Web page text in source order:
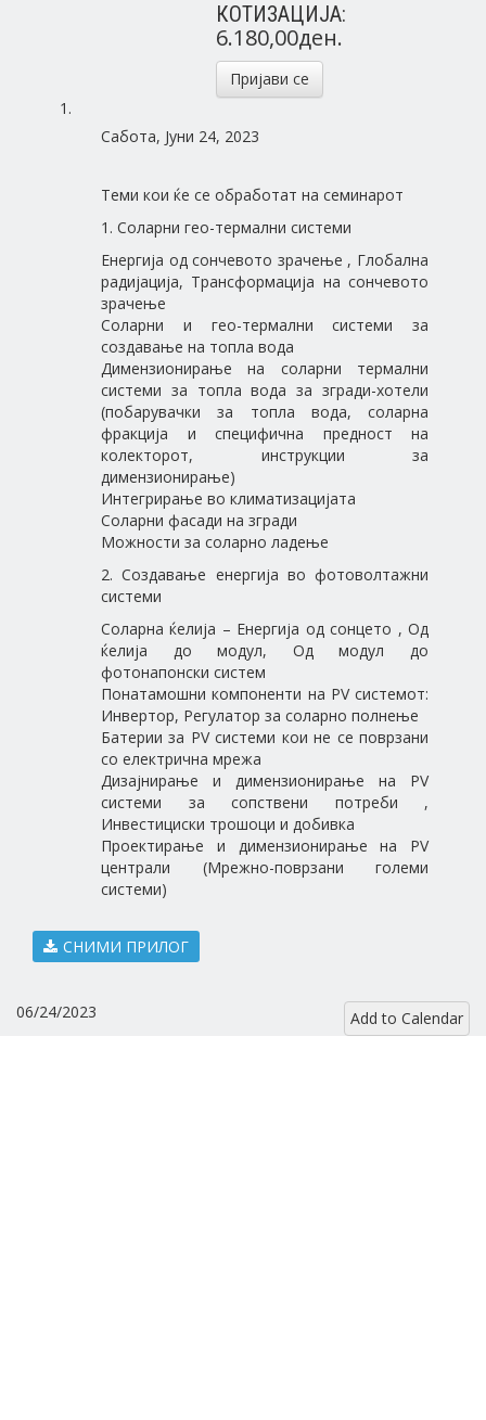
КОТИЗАЦИЈА:
6.180,00ден.
Пријави се
Сабота, Јуни 24, 2023
Теми кои ќе се обработат на семинарот
1. Соларни гео-термални системи
Енергија од сончевото зрачење , Глобална
радијација, Tрансформација на сончевото
зрачење
Соларни и гео-термални системи за
создавање на топла вода
Димензионирање на соларни термални
системи за топла вода за згради-хотели
(побарувачки за топла вода, соларна
фракција и специфична предност на
колекторот, инструкции за
димензионирање)
Интегрирање во климатизацијата
Соларни фасади на згради
Можности за соларно ладење
2. Создавање енергија во фотоволтажни
системи
Соларна ќелија – Енергија од сонцето , Од
ќелија до модул, Од модул до
фотонапонски систем
Понатамошни компоненти на PV системот:
Инвертор, Регулатор за соларно полнење
Батерии за PV системи кои не се поврзани
со електрична мрежа
Дизајнирање и димензионирање на PV
системи за сопствени потреби ,
Инвестициски трошоци и добивка
Проектирање и димензионирање на PV
централи (Мрежно-поврзани големи
системи)
СНИМИ ПРИЛОГ
06/24/2023 Add to Calendar